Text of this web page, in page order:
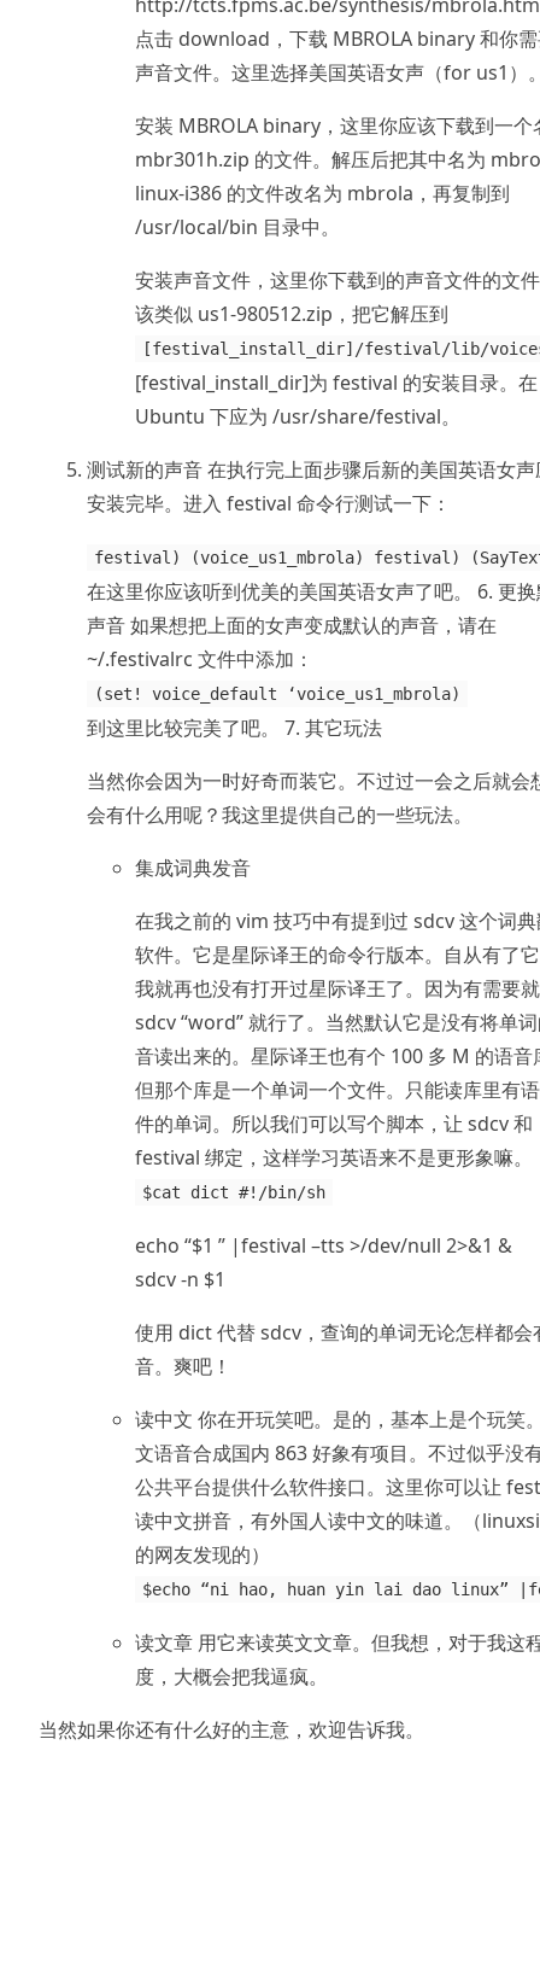
点击 download，下载 MBROLA binary 和你
声音文件。这里选择美国英语女声（for us1）
安装 MBROLA binary，这里你应该下载到一个
mbr301h.zip 的文件。解压后把其中名为
linux-i386 的文件改名为 mbrola，再复制到
/usr/local/bin 目录中。
安装声音文件，这里你下载到的声音文件的文
该类似 us1-980512.zip，把它解压到
[festival_install_dir]/festival/lib/voices/
[festival_install_dir]为 festival 的安装目录。在
Ubuntu 下应为 /usr/share/festival。
测试新的声音 在执行完上面步骤后新的美国英语女
安装完毕。进入 festival 命令行测试一下：
festival) (voice_us1_mbrola) festival)
在这里你应该听到优美的美国英语女声了吧。 6. 更
声音 如果想把上面的女声变成默认的声音，请在
~/.festivalrc 文件中添加：
(set! voice_default ‘voice_us1_mbrola)
到这里比较完美了吧。 7. 其它玩法
当然你会因为一时好奇而装它。不过过一会之后就会
会有什么用呢？我这里提供自己的一些玩法。
集成词典发音
在我之前的 vim 技巧中有提到过 sdcv 这个词
软件。它是星际译王的命令行版本。自从有了
我就再也没有打开过星际译王了。因为有需要
sdcv “word” 就行了。当然默认它是没有将单
音读出来的。星际译王也有个 100 多 M 的语音
但那个库是一个单词一个文件。只能读库里有
件的单词。所以我们可以写个脚本，让 sdcv 和
festival 绑定，这样学习英语来不是更形象嘛。
$cat dict #!/bin/sh
echo “$1 ” |festival –tts >/dev/null 2>&1 &
sdcv -n $1
使用 dict 代替 sdcv，查询的单词无论怎样都会
音。爽吧！
读中文 你在开玩笑吧。是的，基本上是个玩笑
文语音合成国内 863 好象有项目。不过似乎没
公共平台提供什么软件接口。这里你可以让
读中文拼音，有外国人读中文的味道。（
的网友发现的）
$echo “ni hao, huan yin lai dao linux”
读文章 用它来读英文文章。但我想，对于我这
度，大概会把我逼疯。
当然如果你还有什么好的主意，欢迎告诉我。